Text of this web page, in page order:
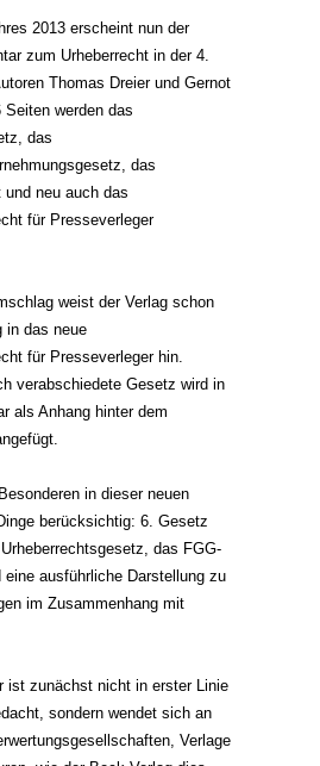
2013 erscheint nun der
zum Urheberrecht in der 4.
Thomas Dreier und Gernot
werden das
das
das
und neu auch das
für Presseverleger
weist der Verlag schon
in das neue
für Presseverleger hin.
verabschiedete Gesetz wird in
als Anhang hinter dem
in dieser neuen
berücksichtig: 6. Gesetz
das FGG-
eine ausführliche Darstellung zu
im Zusammenhang mit
ist zunächst nicht in erster Linie
sondern wendet sich an
Verlage